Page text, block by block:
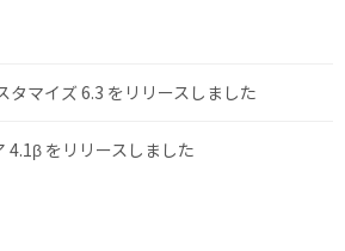
マイズ 6.3 をリリースしました
をリリースしました